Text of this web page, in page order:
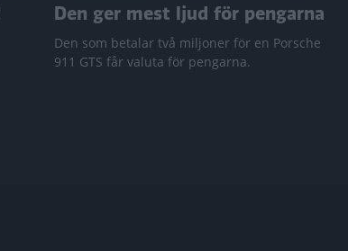
Den ger mest ljud för pengarna
Den som betalar två miljoner för en Porsche
911 GTS får valuta för pengarna.